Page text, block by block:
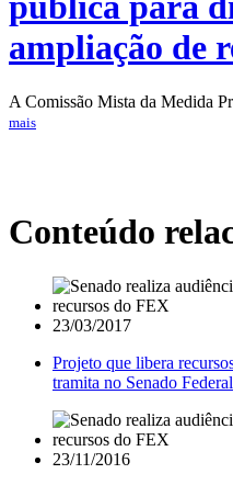
ampliação de
A Comissão Mista da Medida
mais
Conteúdo
23/03/2017
Projeto que libera
tramita no Senado Federal
23/11/2016